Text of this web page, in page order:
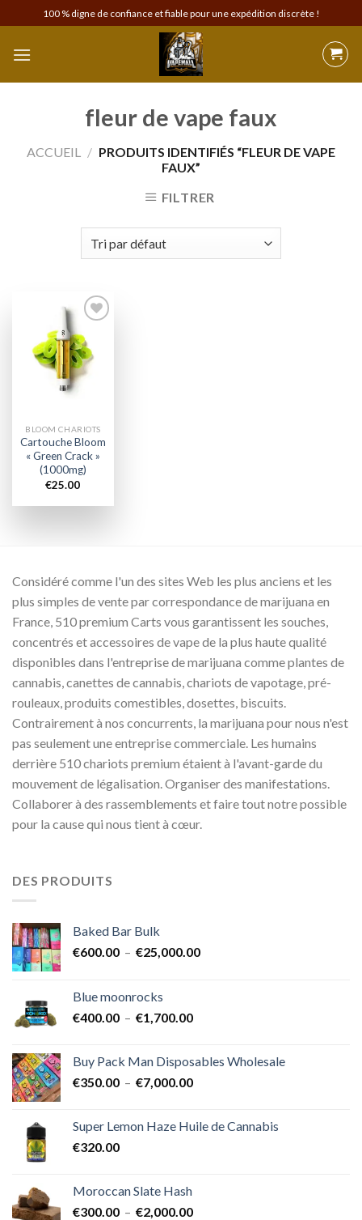
to
content
100 % digne de confiance et fiable pour une expédition discrète !
fleur de vape faux
ACCUEIL / PRODUITS IDENTIFIÉS “FLEUR DE VAPE
FAUX”
FILTRER
Add to
wishlist
BLOOM CHARIOTS
Cartouche Bloom
« Green Crack »
(1000mg)
€25.00
Considéré comme l'un des sites Web les plus anciens et les
plus simples de vente par correspondance de marijuana en
France, 510 premium Carts vous garantissent les souches,
concentrés et accessoires de vape de la plus haute qualité
disponibles dans l'entreprise de marijuana comme plantes de
cannabis, canettes de cannabis, chariots de vapotage, pré-
rouleaux, produits comestibles, dosettes, biscuits.
Contrairement à nos concurrents, la marijuana pour nous n'est
pas seulement une entreprise commerciale. Les humains
derrière 510 chariots premium étaient à l'avant-garde du
mouvement de légalisation. Organiser des manifestations.
Collaborer à des rassemblements et faire tout notre possible
pour la cause qui nous tient à cœur.
DES PRODUITS
Baked Bar Bulk
€600.00 – €25,000.00Plage
Blue moonrocks
€400.00 – €1,700.00Plage
€400.00
à
Buy Pack Man Disposables Wholesale
€350.00 – €7,000.00Plage
€350.00
Super Lemon Haze Huile de Cannabis
€320.00
Moroccan Slate Hash
€300.00 – €2,000.00Plage